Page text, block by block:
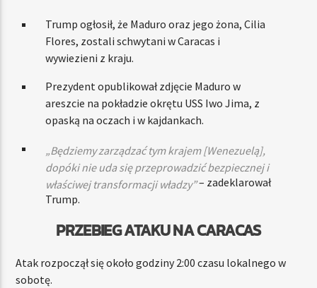
Trump ogłosił, że Maduro oraz jego żona, Cilia
Flores, zostali schwytani w Caracas i
wywiezieni z kraju.
Prezydent opublikował zdjęcie Maduro w
areszcie na pokładzie okrętu USS Iwo Jima, z
opaską na oczach i w kajdankach.
„Będziemy zarządzać tym krajem [Wenezuelą],
dopóki nie uda się przeprowadzić bezpiecznej i
właściwej transformacji władzy”– zadeklarował
Trump.
PRZEBIEG ATAKU NA CARACAS
Atak rozpoczął się około godziny 2:00 czasu lokalnego w
sobotę.